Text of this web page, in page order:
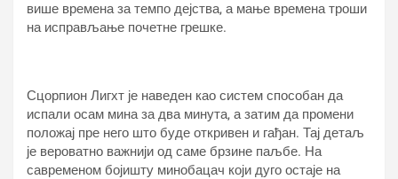
више времена за темпо дејства, а мање времена троши
на исправљање почетне грешке.
Сцорпион Лигхт је наведен као систем способан да
испали осам мина за два минута, а затим да промени
положај пре него што буде откривен и гађан. Тај детаљ
је вероватно важнији од саме брзине паљбе. На
савременом бојишту минобацач који дуго остаје на